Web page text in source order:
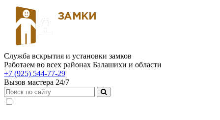
Служба вскрытия и установки замков
Работаем во всех районах Балашихи и области
+7 (925) 544-77-29
Вызов мастера 24/7